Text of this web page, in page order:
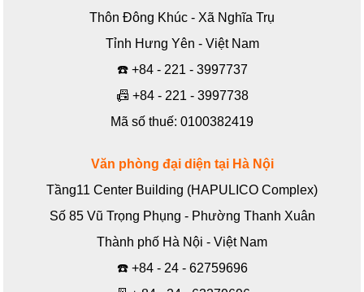
Thôn Đông Khúc - Xã Nghĩa Trụ
Tỉnh Hưng Yên - Việt Nam
☎️ +84 - 221 - 3997737
📠 +84 - 221 - 3997738
Mã số thuế: 0100382419
Văn phòng đại diện tại Hà Nội
Tầng11 Center Building (HAPULICO Complex)
Số 85 Vũ Trọng Phụng - Phường Thanh Xuân
Thành phố Hà Nội - Việt Nam
☎️ +84 - 24 - 62759696